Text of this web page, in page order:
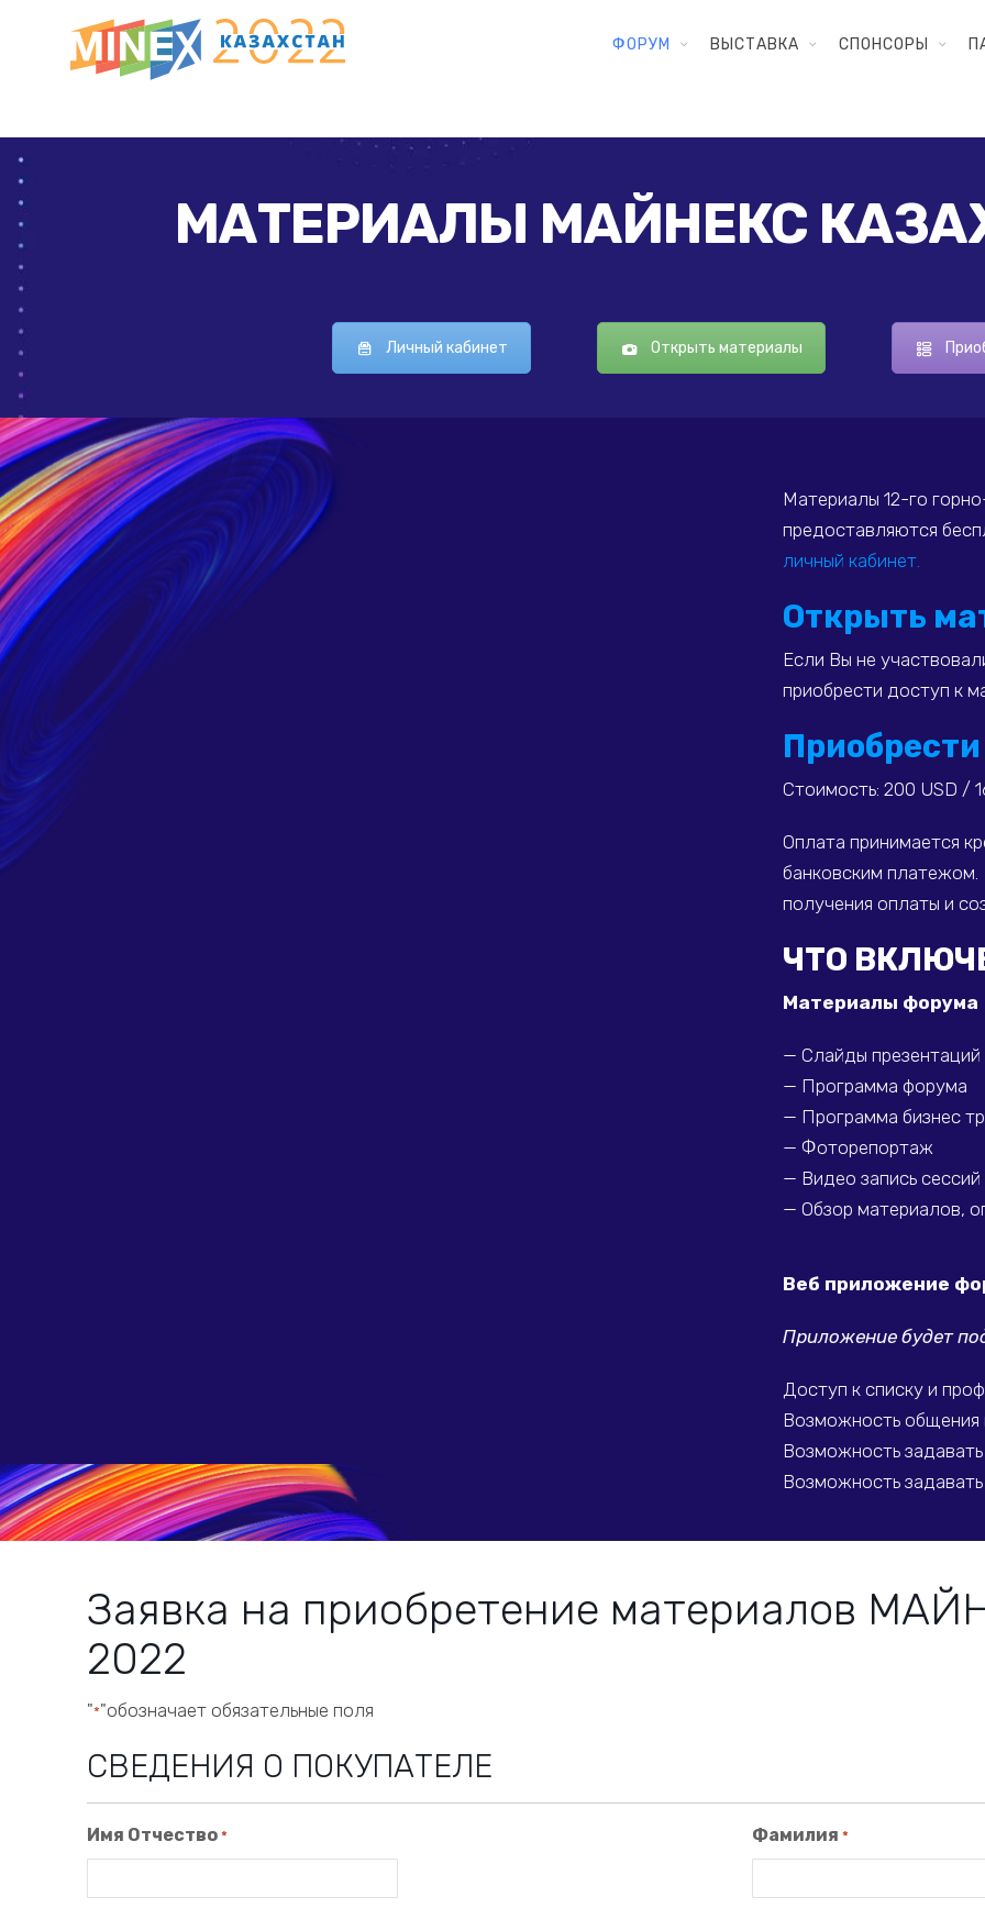
ФОРУМ ВЫСТАВКА СПОНСОРЫ
МАТЕРИАЛЫ МАЙНЕКС
Личный кабинет Открыть материалы
Материалы 12-го
предоставляются
личный кабинет.
Открыть
Если Вы не
приобрести доступ к
Стоимость: 200 USD /
Оплата принимается
банковским платежом.
получения оплаты и
ЧТО
Материалы
— Слайды
— Программа форума
— Программа бизнес
— Фоторепортаж
— Видео запись
— Обзор материалов,
Веб приложение
Приложение будет
Доступ к списку и
Возможность общения
Возможность
Возможность
Заявка на приобретение материалов
2022
"*"обозначает обязательные поля
СВЕДЕНИЯ О ПОКУПАТЕЛЕ
Имя Отчество * Фамилия *